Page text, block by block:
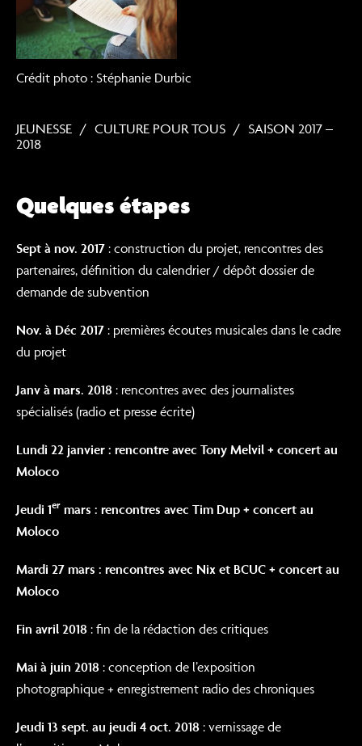
Crédit photo : Stéphanie Durbic
JEUNESSE CULTURE POUR TOUS
SAISON 2017 –
2018
Quelques étapes
Sept à nov. 2017 : construction du projet, rencontres des
partenaires, définition du calendrier / dépôt dossier de
demande de subvention
Nov. à Déc 2017 : premières écoutes musicales dans le cadre
du projet
Janv à mars. 2018 : rencontres avec des journalistes
spécialisés (radio et presse écrite)
Lundi 22 janvier : rencontre avec Tony Melvil + concert au
Moloco
Jeudi 1er mars : rencontres avec Tim Dup + concert au
Moloco
Mardi 27 mars : rencontres avec Nix et BCUC + concert au
Moloco
Fin avril 2018 : fin de la rédaction des critiques
Mai à juin 2018 : conception de l’exposition
photographique + enregistrement radio des chroniques
Jeudi 13 sept. au jeudi 4 oct. 2018 : vernissage de